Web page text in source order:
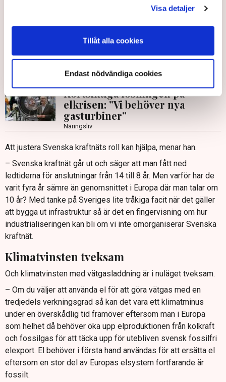
Visa detaljer
Tillåt alla cookies
Endast nödvändiga cookies
alltså att få till ström där den behövs, när den behövs.
Givetvis är det inte okej att företag ens ska tvingas överväga
att använda bränsleceller och vätgas med en mycket låg
misslyckande och visar på den dåliga energipolitiken som
tidigare förts, säger Mats Nilsson.
Kortsiktiga lösningen på
elkrisen: ”Vi behöver nya
gasturbiner”
Näringsliv
Att justera Svenska kraftnäts roll kan hjälpa, menar han.
– Svenska kraftnät går ut och säger att man fått ned
ledtiderna för anslutningar från 14 till 8 år. Men varför har de
varit fyra år sämre än genomsnittet i Europa där man talar om
10 år? Med tanke på Sveriges lite tråkiga facit när det gäller
att bygga ut infrastruktur så är det en fingervisning om hur
industrialiseringen kan bli om vi inte omorganiserar Svenska
kraftnät.
Klimatvinsten tveksam
Och klimatvinsten med vätgasladdning är i nuläget tveksam.
– Om du väljer att använda el för att göra vätgas med en
tredjedels verkningsgrad så kan det vara ett klimatminus
under en överskådlig tid framöver eftersom man i Europa
som helhet då behöver öka upp elproduktionen från kolkraft
och fossilgas för att täcka upp för utebliven svensk fossilfri
elexport. El behöver i första hand användas för att ersätta el
eftersom en stor del av Europas elsystem fortfarande är
fossilt.